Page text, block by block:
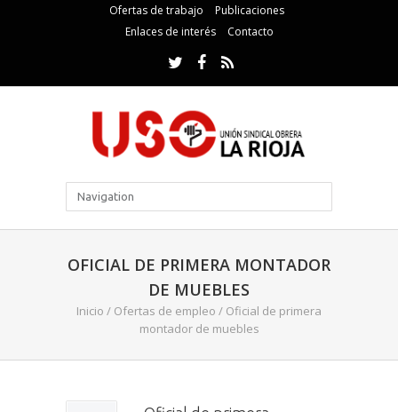
Ofertas de trabajo
Publicaciones
Enlaces de interés
Contacto
OFICIAL DE PRIMERA MONTADOR
DE MUEBLES
Inicio / Ofertas de empleo / Oficial de primera
montador de muebles